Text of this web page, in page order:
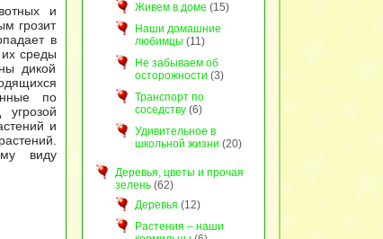
и
грозит
в
их среды
дикой
по
и
виду
Живем в доме (15)
Наши домашние
любимцы (11)
Не забываем об
осторожности (3)
Транспорт по
соседству(6)
Удивительное в
школьной жизни (20)
Деревья, цветы и прочая
зелень(62)
Деревья (12)
Растения – наши